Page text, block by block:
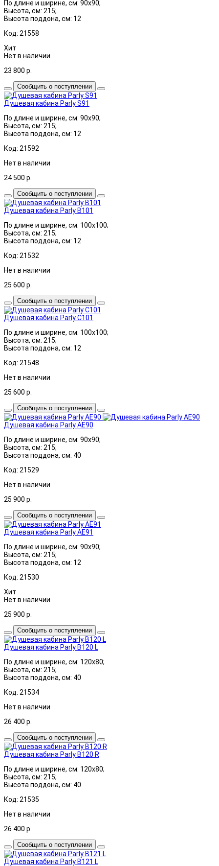
По длине и ширине, см: 90x90;
Высота, см: 215;
Высота поддона, см: 12
Код: 21558
Хит
Нет в наличии
23 800 р.
Сообщить о поступлении
Душевая кабина Parly S91
По длине и ширине, см: 90x90;
Высота, см: 215;
Высота поддона, см: 12
Код: 21592
Нет в наличии
24 500 р.
Сообщить о поступлении
Душевая кабина Parly B101
По длине и ширине, см: 100x100;
Высота, см: 215;
Высота поддона, см: 12
Код: 21532
Нет в наличии
25 600 р.
Сообщить о поступлении
Душевая кабина Parly C101
По длине и ширине, см: 100x100;
Высота, см: 215;
Высота поддона, см: 12
Код: 21548
Нет в наличии
25 600 р.
Сообщить о поступлении
Душевая кабина Parly AE90
По длине и ширине, см: 90x90;
Высота, см: 215;
Высота поддона, см: 40
Код: 21529
Нет в наличии
25 900 р.
Сообщить о поступлении
Душевая кабина Parly AE91
По длине и ширине, см: 90x90;
Высота, см: 215;
Высота поддона, см: 12
Код: 21530
Хит
Нет в наличии
25 900 р.
Сообщить о поступлении
Душевая кабина Parly B120 L
По длине и ширине, см: 120x80;
Высота, см: 215;
Высота поддона, см: 40
Код: 21534
Нет в наличии
26 400 р.
Сообщить о поступлении
Душевая кабина Parly B120 R
По длине и ширине, см: 120x80;
Высота, см: 215;
Высота поддона, см: 40
Код: 21535
Нет в наличии
26 400 р.
Сообщить о поступлении
Душевая кабина Parly B121 L